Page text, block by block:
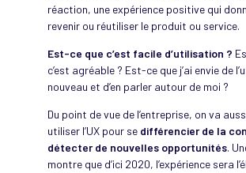
réaction, une expérience positive qui
revenir ou réutiliser le produit ou service.
Est-ce que c’est facile d’utilisation ?
c’est agréable ? Est-ce que j’ai envie de
nouveau et d’en parler autour de moi ?
Du point de vue de l’entreprise, on va
utiliser l’UX pour se différencier de la
détecter de nouvelles opportunités.
montre que d’ici 2020, l’expérience sera